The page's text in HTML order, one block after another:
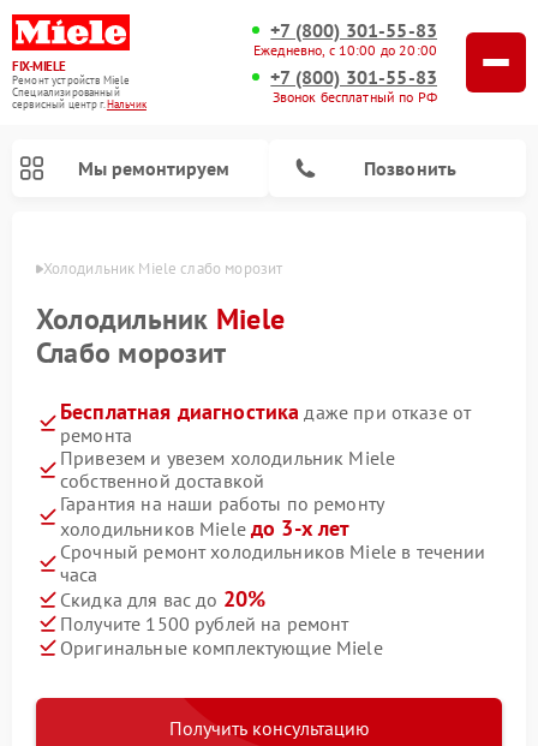
FIX-MIELE
Ремонт устройств Miele
Специализированный
cервисный центр г.Нальчик
+7 (800) 301-55-83
Ежедневно, с 10:00 до 20:00
+7 (800) 301-55-83
Звонок бесплатный по РФ
Мы ремонтируем Позвонить
Холодильник Miele слабо морозит
Холодильник Miele
Слабо морозит
Бесплатная диагностика даже при отказе от
ремонта
Привезем и увезем холодильник Miele
собственной доставкой
Гарантия на наши работы по ремонту
холодильников Mieleдо 3-х лет
Срочный ремонт холодильников Miele в течении
часа
Скидка для вас до 20%
Получите 1500 рублей на ремонт
Оригинальные комплектующие Miele
Получить консультацию